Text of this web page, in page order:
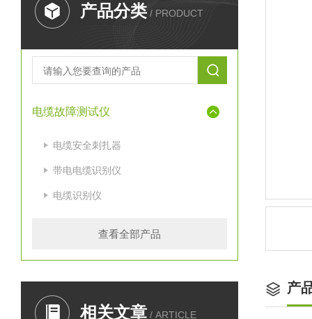
产品分类 / PRODUCT
电缆故障测试仪
电缆安全刺扎器
带电电缆识别仪
电缆识别仪
查看全部产品
相关文章 / ARTICLE
产